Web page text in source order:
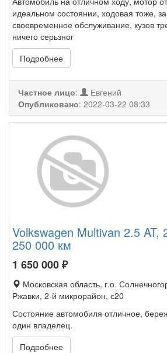
идеальном состоянии, ходовая тоже,
своевременное обслуживание, кузов
ничего серьзног
Подробнее
Частное лицо:
Евгений
Опубликовано: 2022-03-22 08:33
Volkswagen Multivan 2.5 AT,
250 000 км
1 650 000₽
Московская область, г.о.
Ржавки, 2-й микрорайон, с20
Состояние автомобиля отличное,
один владелец.
Подробнее